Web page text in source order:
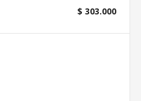
$ 303.000